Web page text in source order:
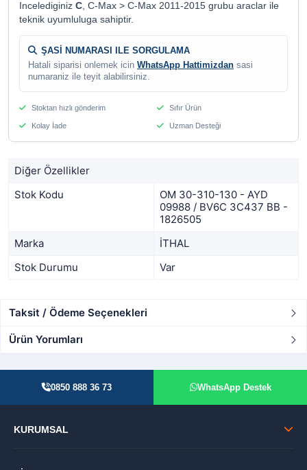
Incelediginiz C, C-Max > C-Max 2011-2015 grubu araclar ile
teknik uyumluluga sahiptir.
ŞASİ NUMARASI ILE SORGULAMA
Hatali siparisi onlemek icin WhatsApp Hattimizdan sasi
numaraniz ile teyit alabilirsiniz.
Stoktan hızlı gönderim Sıfır Ürün
Kolay İade Uzman Desteği
Diğer Özellikler
Stok Kodu
OM 30-310-130 - AYD
09988 / BV6C 3C437 BB -
1826505
Marka
İTHAL
Stok Durumu
Var
Taksit / Ödeme Seçenekleri
Ürün Yorumları
0850 888 36 73 WhatsApp Destek
KURUMSAL